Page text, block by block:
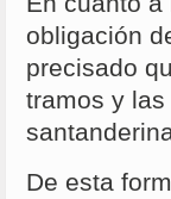
obligación
precisado
tramos y
De esta